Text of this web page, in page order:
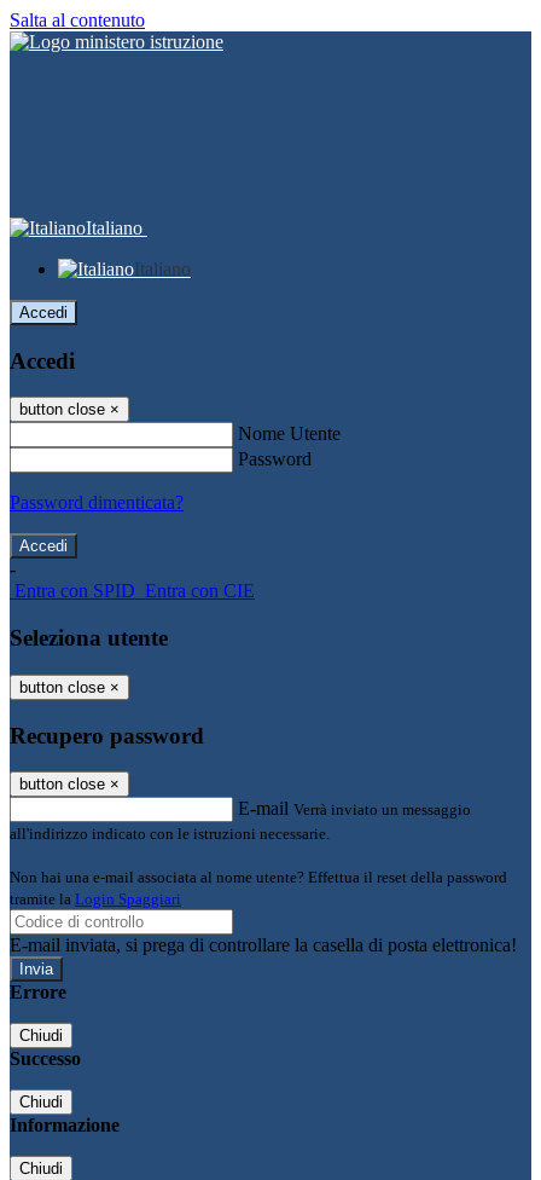
Salta al contenuto
Italiano
Italiano
Accedi
Accedi
button close ×
Nome Utente
Password
Password dimenticata?
-
Entra con SPID Entra con CIE
Seleziona utente
button close ×
Recupero password
button close ×
E-mail Verrà inviato un messaggio
all'indirizzo indicato con le istruzioni necessarie.
Non hai una e-mail associata al nome utente? Effettua il reset della password
tramite la Login Spaggiari
E-mail inviata, si prega di controllare la casella di posta elettronica!
Errore
Chiudi
Successo
Chiudi
Informazione
Chiudi